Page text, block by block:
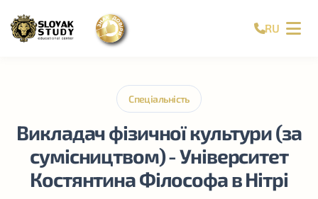
RU
Спеціальність
Викладач фізичної культури (за
сумісництвом) - Університет
Костянтина Філософа в Нітрі